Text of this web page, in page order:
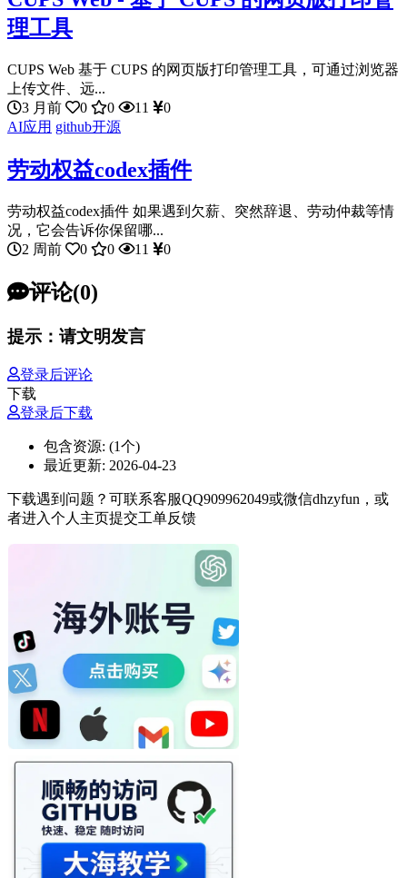
理工具
CUPS Web 基于 CUPS 的网页版打印管理工具，可通过浏览器
上传文件、远...
3 月前
0 0 11
0
AI应用 github开源
劳动权益codex插件
劳动权益codex插件 如果遇到欠薪、突然辞退、劳动仲裁等情
况，它会告诉你保留哪...
2 周前
0 0 11 0
评论(0)
提示：请文明发言
登录后评论
下载
登录后下载
包含资源: (1个)
最近更新: 2026-04-23
下载遇到问题？可联系客服QQ909962049或微信dhzyfun，或
者进入个人主页提交工单反馈